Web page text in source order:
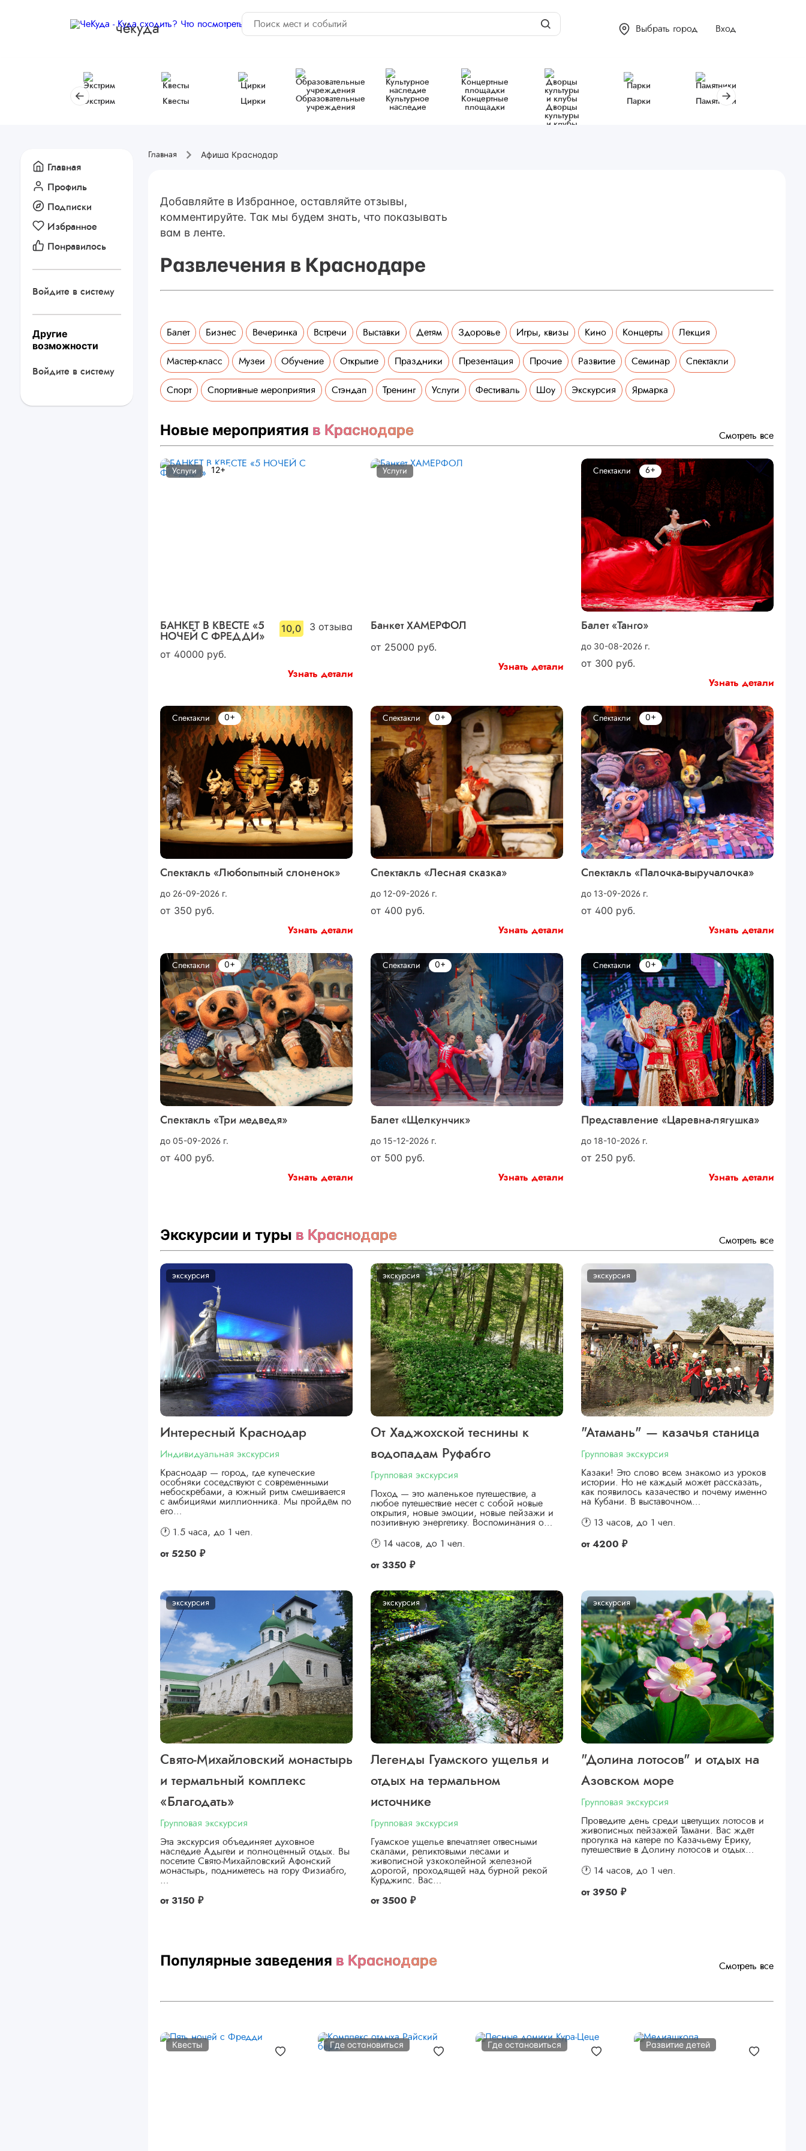
чёкуда Выбрать город Вход
Экстрим Квесты Цирки
Образовательные
учреждения
Культурное
наследие
Концертные
площадки
Дворцы
культуры
и клубы
Парки Памятники
Главная
Профиль
Подписки
Избранное
Понравилось
Войдите в систему
Другие
возможности
Войдите в систему
Главная Афиша Краснодар
Добавляйте в Избранное, оставляйте отзывы,
комментируйте. Так мы будем знать, что показывать
вам в ленте.
Развлечения в Краснодаре
Балет Бизнес Вечеринка Встречи Выставки Детям Здоровье Игры, квизы Кино Концерты Лекция
Мастер-класс Музеи Обучение Открытие Праздники Презентация Прочие Развитие Семинар Спектакли
Спорт Спортивные мероприятия Стэндап Тренинг Услуги Фестиваль Шоу Экскурсия Ярмарка
Новые мероприятия в Краснодаре Смотреть все
БАНКЕТ В КВЕСТЕ «5
НОЧЕЙ С ФРЕДДИ»
10,0 3 отзыва
от 40000 руб.
Услуги 12+
Узнать детали
Банкет ХАМЕРФОЛ
от 25000 руб.
Услуги
Узнать детали
Балет «Танго»
до 30-08-2026 г.
от 300 руб.
Спектакли 6+
Узнать детали
Спектакль «Любопытный слоненок»
до 26-09-2026 г.
от 350 руб.
Спектакли 0+
Узнать детали
Спектакль «Лесная сказка»
до 12-09-2026 г.
от 400 руб.
Спектакли 0+
Узнать детали
Спектакль «Палочка-выручалочка»
до 13-09-2026 г.
от 400 руб.
Спектакли 0+
Узнать детали
Спектакль «Три медведя»
до 05-09-2026 г.
от 400 руб.
Спектакли 0+
Узнать детали
Балет «Щелкунчик»
до 15-12-2026 г.
от 500 руб.
Спектакли 0+
Узнать детали
Представление «Царевна-лягушка»
до 18-10-2026 г.
от 250 руб.
Спектакли 0+
Узнать детали
Экскурсии и туры в Краснодаре Смотреть все
экскурсия
Интересный Краснодар
Индивидуальная экскурсия
Краснодар — город, где купеческие
особняки соседствуют с современными
небоскрёбами, а южный ритм смешивается
с амбициями миллионника. Мы пройдём по
его…
🕐 1.5 часа, до 1 чел.
от 5250 ₽
экскурсия
От Хаджохской теснины к
водопадам Руфабго
Групповая экскурсия
Поход — это маленькое путешествие, а
любое путешествие несет с собой новые
открытия, новые эмоции, новые пейзажи и
позитивную энергетику. Воспоминания о…
🕐 14 часов, до 1 чел.
от 3350 ₽
экскурсия
"Атамань" — казачья станица
Групповая экскурсия
Казаки! Это слово всем знакомо из уроков
истории. Но не каждый может рассказать,
как появилось казачество и почему именно
на Кубани. В выставочном…
🕐 13 часов, до 1 чел.
от 4200 ₽
экскурсия
Свято-Михайловский монастырь
и термальный комплекс
«Благодать»
Групповая экскурсия
Эта экскурсия объединяет духовное
наследие Адыгеи и полноценный отдых. Вы
посетите Свято-Михайловский Афонский
монастырь, подниметесь на гору Физиабго,
от 3150 ₽
экскурсия
Легенды Гуамского ущелья и
отдых на термальном
источнике
Групповая экскурсия
Гуамское ущелье впечатляет отвесными
скалами, реликтовыми лесами и
живописной узкоколейной железной
дорогой, проходящей над бурной рекой
Курджипс. Вас…
от 3500 ₽
экскурсия
"Долина лотосов" и отдых на
Азовском море
Групповая экскурсия
Проведите день среди цветущих лотосов и
живописных пейзажей Тамани. Вас ждёт
прогулка на катере по Казачьему Ерику,
путешествие в Долину лотосов и отдых…
🕐 14 часов, до 1 чел.
от 3950 ₽
Популярные заведения в Краснодаре Смотреть все
Квесты Где остановиться Где остановиться Развитие детей